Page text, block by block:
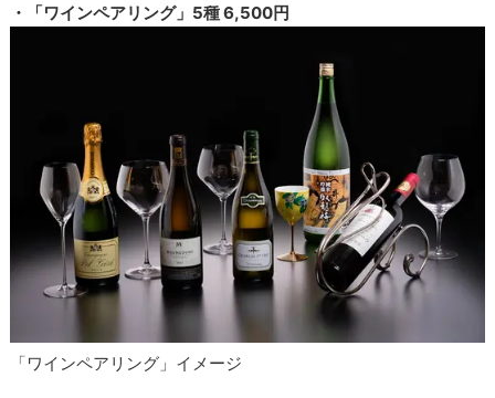
・「ワインペアリング」5種 6,500円
「ワインペアリング」イメージ